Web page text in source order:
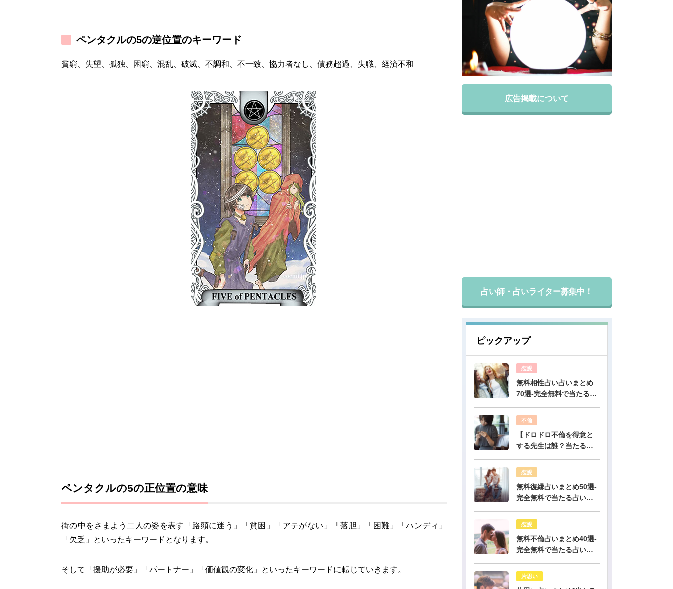
ペンタクルの5の逆位置のキーワード
貧窮、失望、孤独、困窮、混乱、破滅、不調和、不一致、協力者なし、債務超過、失職、経済不和
ペンタクルの5の正位置の意味
街の中をさまよう二人の姿を表す「路頭に迷う」「貧困」「アテがない」「落胆」「困難」「ハンディ」
「欠乏」といったキーワードとなります。
そして「援助が必要」「パートナー」「価値観の変化」といったキーワードに転じていきます。
広告掲載について
占い師・占いライター募集中！
ピックアップ
恋愛
無料相性占い占いまとめ
70選-完全無料で当たる占
不倫
【ドロドロ不倫を得意と
する先生は誰？当たる電
恋愛
無料復縁占いまとめ50選-
完全無料で当たる占いだ
恋愛
無料不倫占いまとめ40選-
完全無料で当たる占いだ
片思い